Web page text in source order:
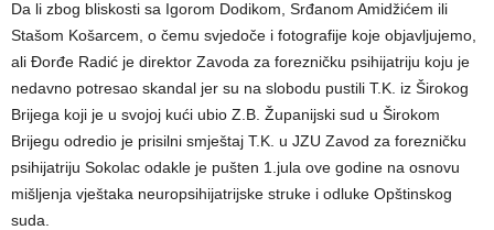
Da li zbog bliskosti sa Igorom Dodikom, Srđanom Amidžićem ili
Stašom Košarcem, o čemu svjedoče i fotografije koje objavljujemo,
ali Đorđe Radić je direktor Zavoda za forezničku psihijatriju koju je
nedavno potresao skandal jer su na slobodu pustili T.K. iz Širokog
Brijega koji je u svojoj kući ubio Z.B. Županijski sud u Širokom
Brijegu odredio je prisilni smještaj T.K. u JZU Zavod za forezničku
psihijatriju Sokolac odakle je pušten 1.jula ove godine na osnovu
mišljenja vještaka neuropsihijatrijske struke i odluke Opštinskog
suda.